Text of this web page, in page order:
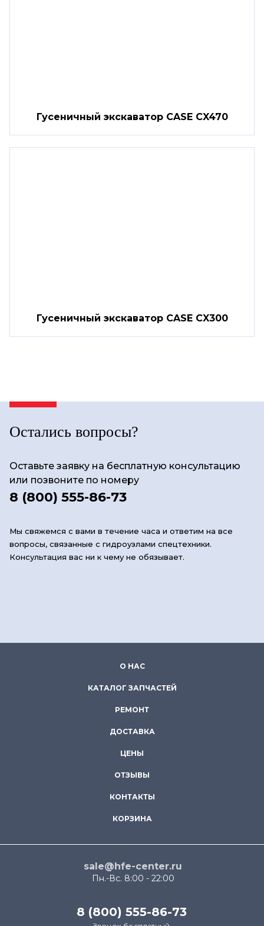
Гусеничный экскаватор CASE CX470
Гусеничный экскаватор CASE CX300
Остались вопросы?
Оставьте заявку на бесплатную консультацию
или позвоните по номеру
8 (800) 555-86-73
Мы свяжемся с вами в течение часа и ответим на все
вопросы, связанные с гидроузлами спецтехники.
Консультация вас ни к чему не обязывает.
О НАС
КАТАЛОГ ЗАПЧАСТЕЙ
РЕМОНТ
ДОСТАВКА
ЦЕНЫ
ОТЗЫВЫ
КОНТАКТЫ
КОРЗИНА
sale@hfe-center.ru
Пн.-Вс. 8:00 - 22:00
8 (800) 555-86-73